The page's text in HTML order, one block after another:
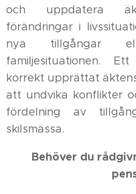
och uppdatera
förändringar i
nya tillgångar
familjesituationen.
korrekt upprättat
att undvika konflikter
fördelning av
skilsmässa.
Behöver du